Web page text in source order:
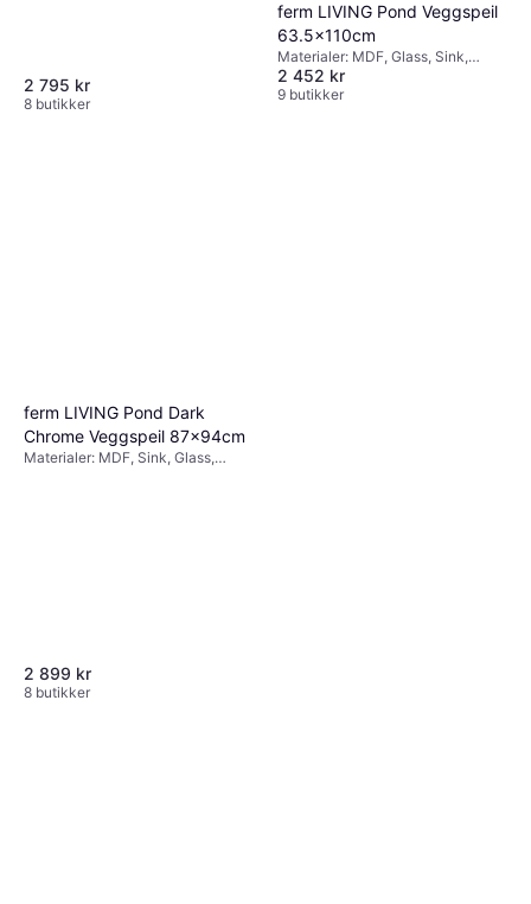
2 795 kr
8 butikker
ferm LIVING Pond Veggspeil
63.5x110cm
Materialer: MDF, Glass, Sink,
Egenskaper: Hengende
2 452 kr
9 butikker
ferm LIVING Pond Dark
Chrome Veggspeil 87x94cm
Materialer: MDF, Sink, Glass,
2 899 kr
8 butikker